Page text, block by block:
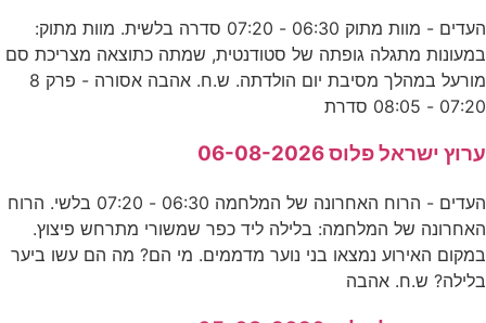
העדים - מוות מתוק 06:30 - 07:20 סדרה בלשית. מוות מתוק:
במעונות מתגלה גופתה של סטודנטית, שמתה כתוצאה מצריכת סם
מורעל במהלך מסיבת יום הולדתה. ש.ח. אהבה אסורה - פרק 8
07:20 - 08:05 סדרת
ערוץ ישראל פלוס 06-08-2026
העדים - הרוח האחרונה של המלחמה 06:30 - 07:20 בלשי. הרוח
האחרונה של המלחמה: בלילה ליד כפר שמשורי מתרחש פיצוץ.
במקום האירוע נמצאו בני נוער מדממים. מי הם? מה הם עשו ביער
בלילה? ש.ח. אהבה